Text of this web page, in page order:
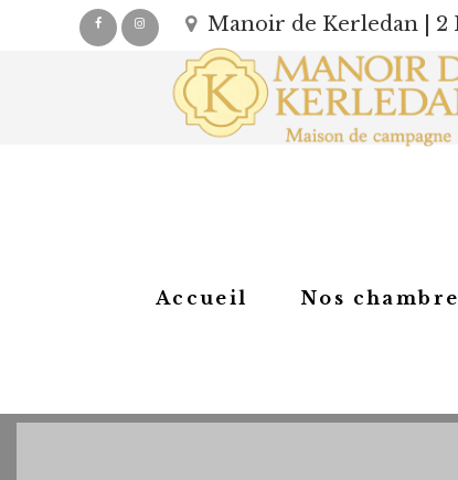
Manoir de Kerledan | 2
Accueil Nos